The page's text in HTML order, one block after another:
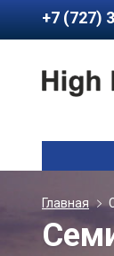
+7 (727)
Главная